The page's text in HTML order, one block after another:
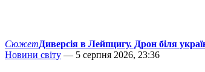
СюжетДиверсія в Лейпцигу. Дрон біля
Новини світу — 5 серпня 2026, 23:36